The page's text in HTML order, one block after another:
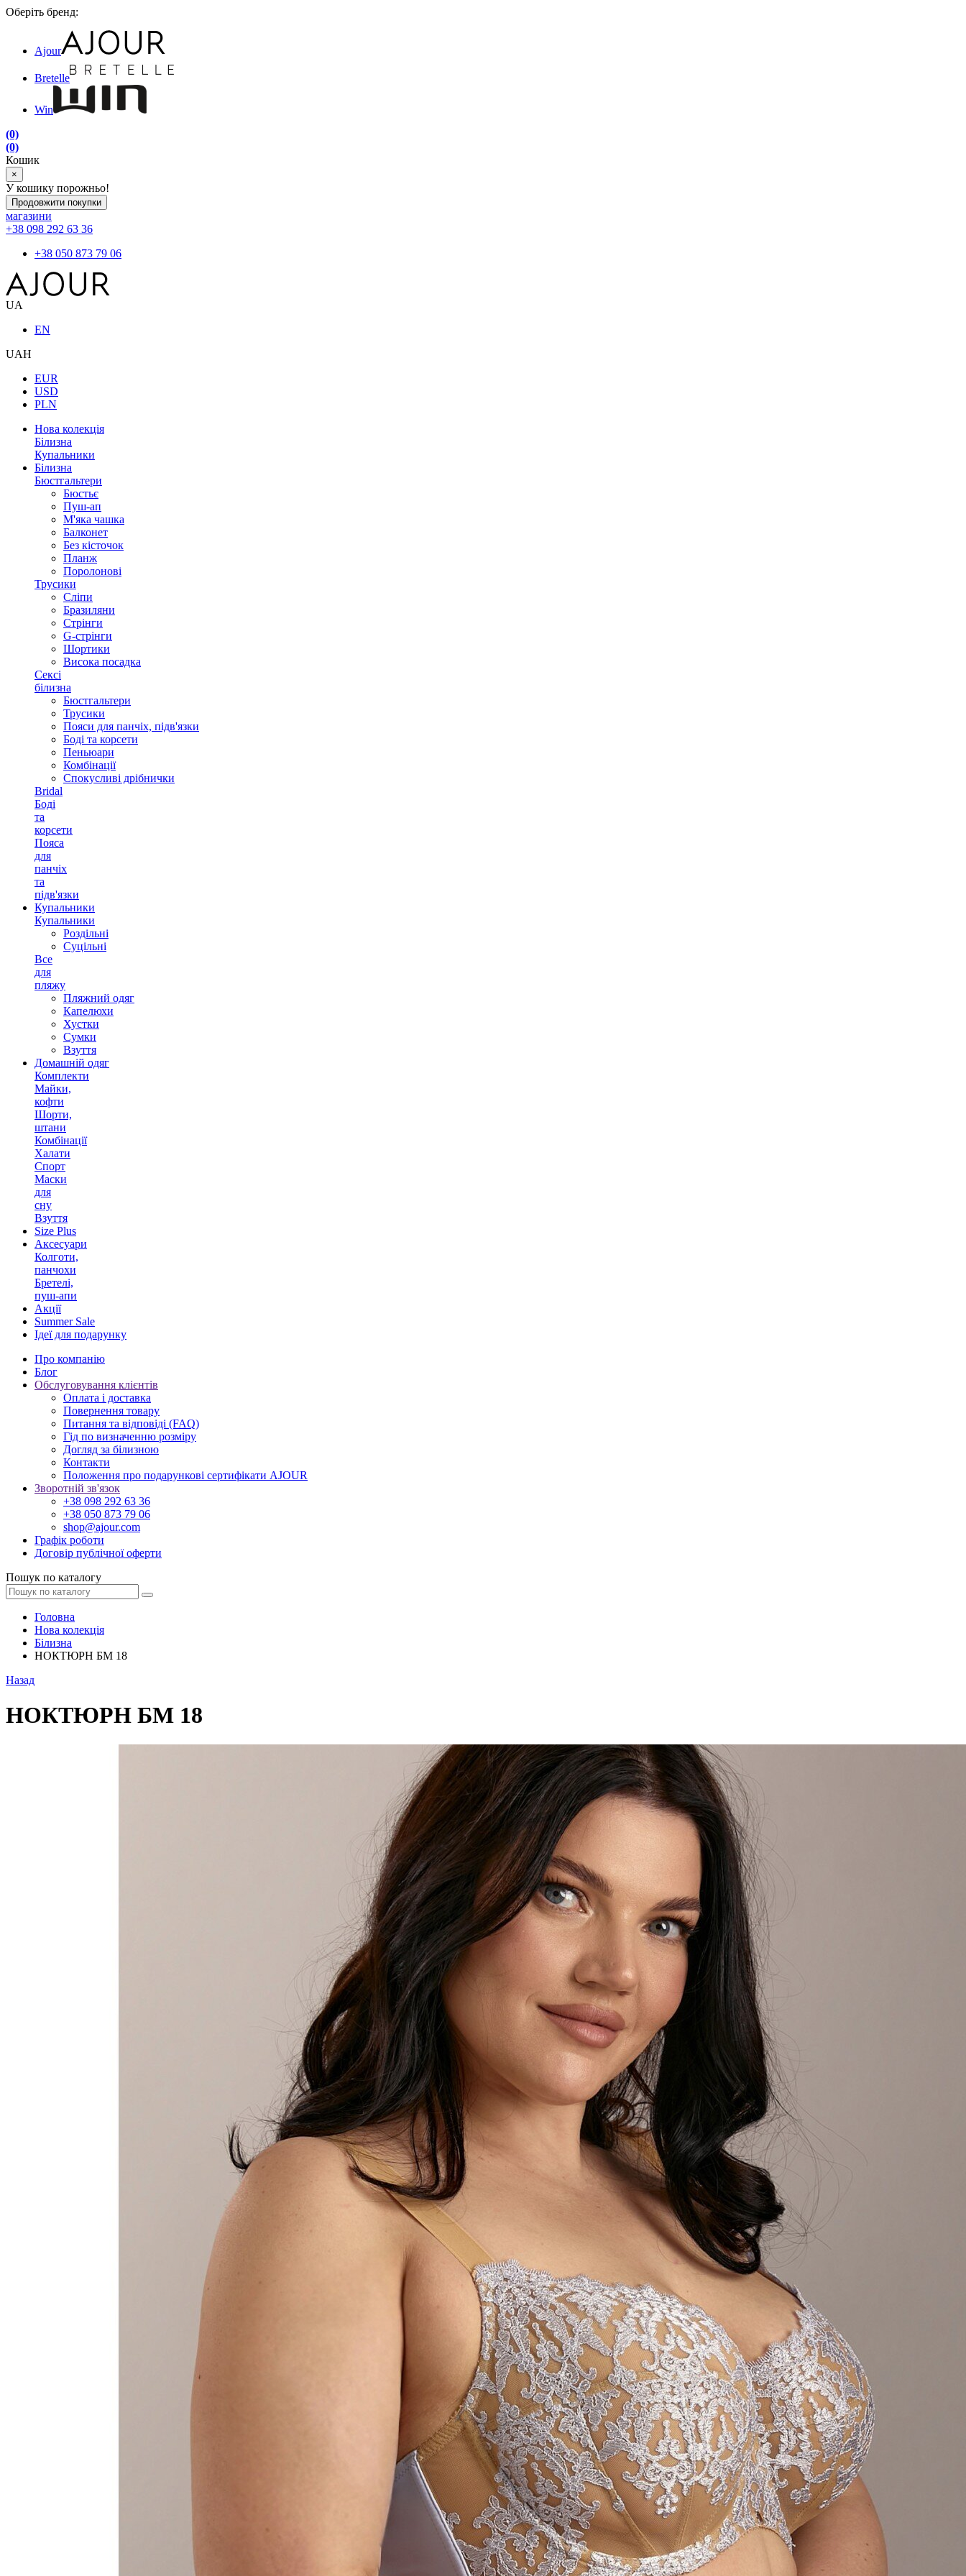
Оберіть бренд:
Ajour
Bretelle
Win
(0)
(0)
Кошик
×
У кошику порожньо!
Продовжити покупки
магазини
+38 098 292 63 36
+38 050 873 79 06
UA
EN
UAH
EUR
USD
PLN
Нова колекція
Білизна
Купальники
Білизна
Бюстгальтери
Бюстьє
Пуш-ап
М'яка чашка
Балконет
Без кісточок
Планж
Поролонові
Трусики
Сліпи
Бразиляни
Стрінги
G-стрінги
Шортики
Висока посадка
Сексі
білизна
Бюстгальтери
Трусики
Пояси для панчіх, підв'язки
Боді та корсети
Пеньюари
Комбінації
Спокусливі дрібнички
Bridal
Боді
та
корсети
Пояса
для
панчіх
та
підв'язки
Купальники
Купальники
Роздільні
Суцільні
Все
для
пляжу
Пляжний одяг
Капелюхи
Хустки
Сумки
Взуття
Домашній одяг
Комплекти
Майки,
кофти
Шорти,
штани
Комбінації
Халати
Спорт
Маски
для
сну
Взуття
Size Plus
Аксесуари
Колготи,
панчохи
Бретелі,
пуш-апи
Акції
Summer Sale
Ідеї для подарунку
Про компанію
Блог
Обслуговування клієнтів
Оплата і доставка
Повернення товару
Питання та відповіді (FAQ)
Гід по визначенню розміру
Догляд за білизною
Контакти
Положення про подарункові сертифікати AJOUR
Зворотній зв'язок
+38 098 292 63 36
+38 050 873 79 06
shop@ajour.com
Графік роботи
Договір публічної оферти
Пошук по каталогу
Головна
Нова колекція
Білизна
НОКТЮРН БМ 18
Назад
НОКТЮРН БМ 18